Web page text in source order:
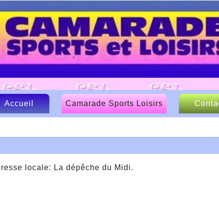
Sports
Accueil
Camarade Sports Loisirs
Le CSL
Articles de presse
locale: La dépêche du Midi.